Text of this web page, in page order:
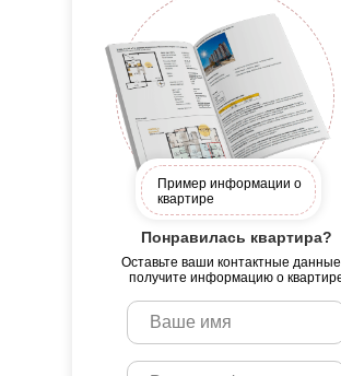
Пример информации о
квартире
Понравилась квартира?
Оставьте ваши контактные
получите информацию о